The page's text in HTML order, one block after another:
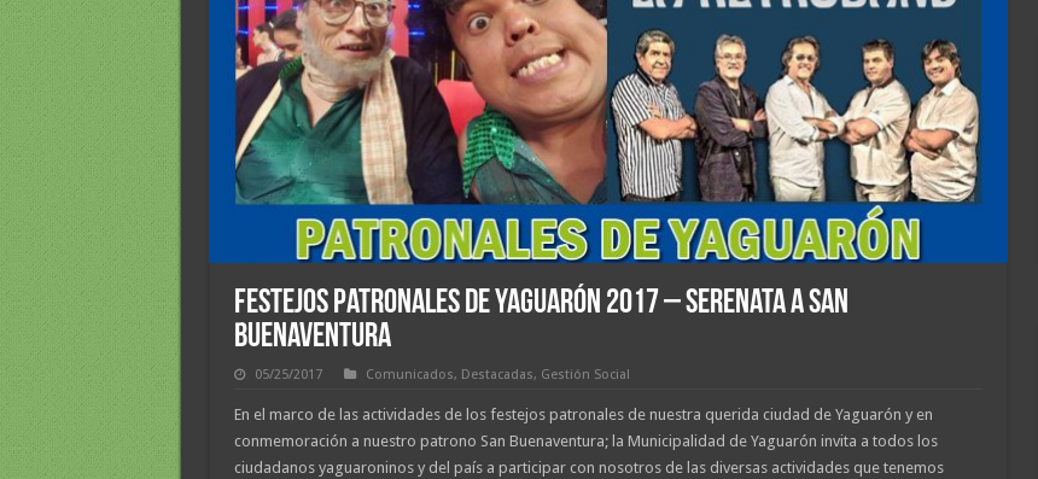
Festejos Patronales de Yaguarón 2017 – Serenata a San
Buenaventura
05/25/2017 Comunicados, Destacadas, Gestión Social
En el marco de las actividades de los festejos patronales de nuestra querida ciudad de Yaguarón y en
conmemoración a nuestro patrono San Buenaventura; la Municipalidad de Yaguarón invita a todos los
ciudadanos yaguaroninos y del país a participar con nosotros de las diversas actividades que tenemos